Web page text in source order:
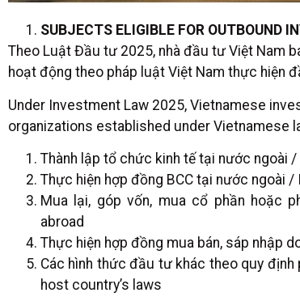
SUBJECTS ELIGIBLE FOR OUTBOUND
Theo Luật Đầu tư 2025, nhà đầu tư Việt Nam
hoạt động theo pháp luật Việt Nam thực hiện
Under Investment Law 2025, Vietnamese
organizations established under Vietnamese
Thành lập tổ chức kinh tế tại nước ngoài
Thực hiện hợp đồng BCC tại nước ngoài
Mua lại, góp vốn, mua cổ phần hoặc
abroad
Thực hiện hợp đồng mua bán, sáp nhập
Các hình thức đầu tư khác theo quy
host country’s laws